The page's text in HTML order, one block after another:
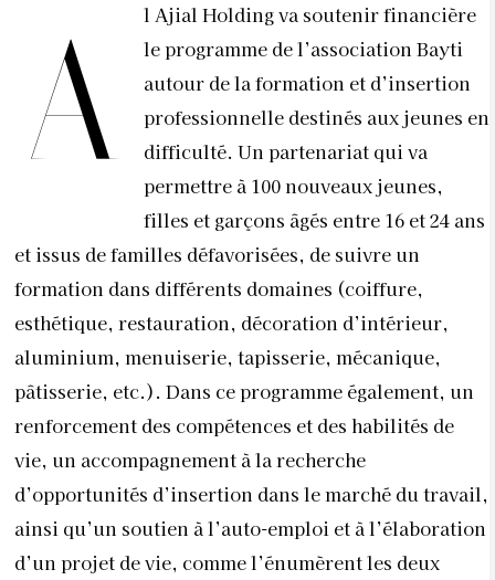
A
l Ajial Holding va soutenir financière
le programme de l’association Bayti
autour de la formation et d’insertion
professionnelle destinés aux jeunes en
difficulté. Un partenariat qui va
permettre à 100 nouveaux jeunes,
filles et garçons âgés entre 16 et 24 ans
et issus de familles défavorisées, de suivre un
formation dans différents domaines (coiffure,
esthétique, restauration, décoration d’intérieur,
aluminium, menuiserie, tapisserie, mécanique,
pâtisserie, etc.). Dans ce programme également, un
renforcement des compétences et des habilités de
vie, un accompagnement à la recherche
d’opportunités d’insertion dans le marché du travail,
ainsi qu’un soutien à l’auto-emploi et à l’élaboration
d’un projet de vie, comme l’énumèrent les deux